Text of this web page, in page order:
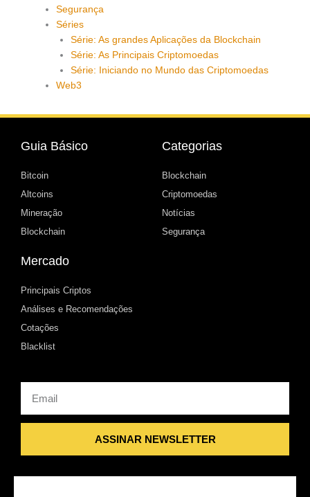
Segurança
Séries
Série: As grandes Aplicações da Blockchain
Série: As Principais Criptomoedas
Série: Iniciando no Mundo das Criptomoedas
Web3
Guia Básico
Bitcoin
Altcoins
Mineração
Blockchain
Categorias
Blockchain
Criptomoedas
Notícias
Segurança
Mercado
Principais Criptos
Análises e Recomendações
Cotações
Blacklist
ASSINAR NEWSLETTER